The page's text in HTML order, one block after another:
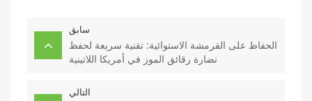
سابق
الحفاظ على القرمشة الاستوائية: تقنية سريعة لحفظ
نضارة رقائق الموز في أمريكا اللاتينية
التالي